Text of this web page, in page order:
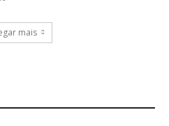
mais